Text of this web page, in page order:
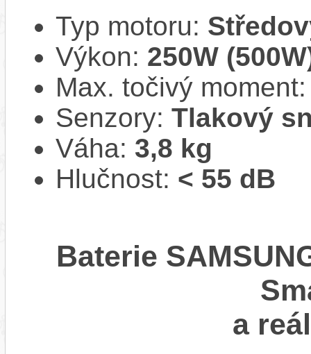
Typ motoru:
Výkon: 250W
Max. točivý
Senzory: Tlakový
Váha: 3,8 kg
Hlučnost: < 55 dB
Baterie
a